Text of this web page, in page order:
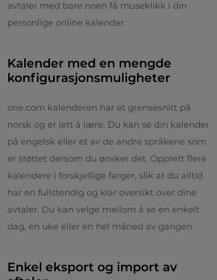
avtaler med bare noen få museklikk i din
personlige online kalender.
Kalender med en mengde
konfigurasjonsmuligheter
one.com kalenderen har et grensesnitt på
norsk og er lett å lære. Du kan se din kalender
på engelsk eller et av de andre språkene som
er støttet dersom du ønsker det. Opprett flere
kalendere i forskjellige farger, slik at du alltid
har en fullstendig og klar oversikt over dine
avtaler. Du kan velge mellom å se en enkelt
dag, en uke eller en hel måned av gangen.
Enkel eksport og import av